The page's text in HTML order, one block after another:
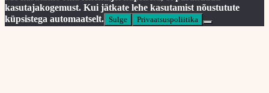
kasutajakogemust. Kui jätkate lehe kasutamist nõustutute
küpsistega automaatselt. Sulge Privaatsuspoliitika